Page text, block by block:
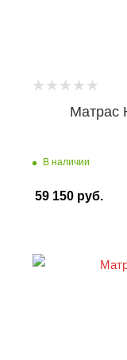
Матрас
В наличии
59 150 руб.